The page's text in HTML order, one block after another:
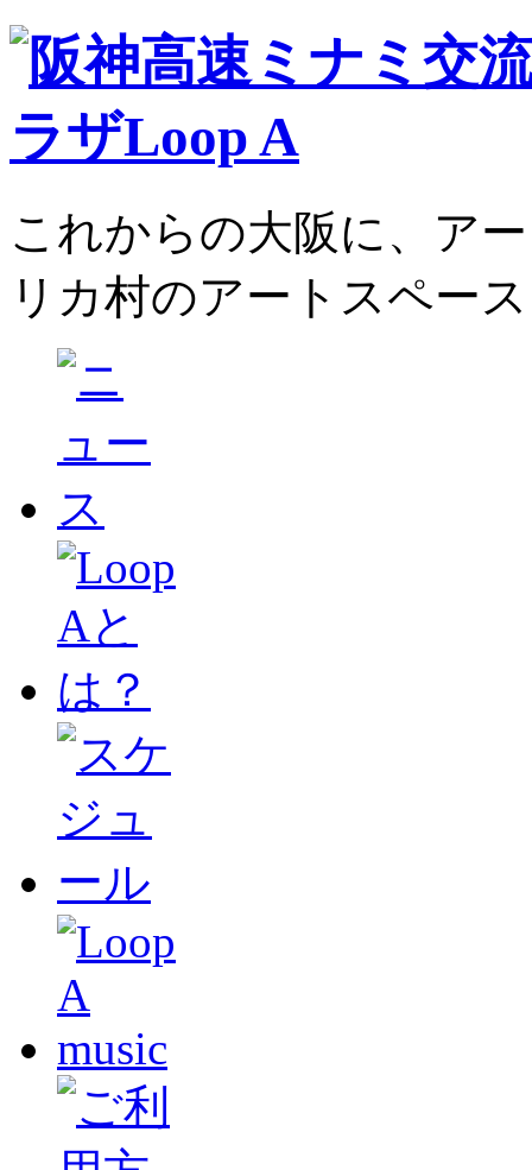
これからの大阪に、ア
リカ村のアートスペー